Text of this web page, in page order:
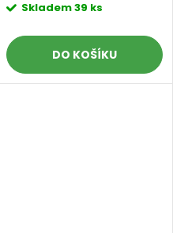
Skladem39 ks
DO KOŠÍKU